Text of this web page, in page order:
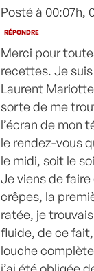
Posté à 00:07h,
RÉPONDRE
Merci pour
recettes. Je
Laurent
sorte de me
l’écran de mon
le rendez-vous
le midi, soit le
Je viens de
crêpes, la
ratée, je
fluide, de ce fait,
louche